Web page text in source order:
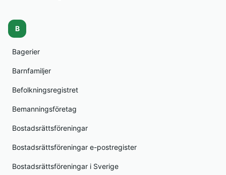
B
Bagerier
Barnfamiljer
Befolkningsregistret
Bemanningsföretag
Bostadsrättsföreningar
Bostadsrättsföreningar e-postregister
Bostadsrättsföreningar i Sverige